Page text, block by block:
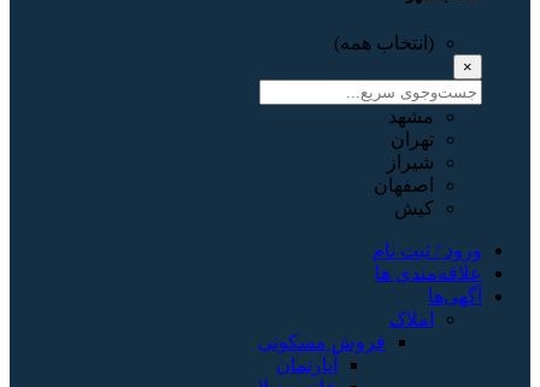
(انتخاب همه)
×
مشهد
تهران
شیراز
اصفهان
کیش
ورود / ثبت نام
علاقه‌مندی ها
آگهی‌ها
املاک
فروش مسکونی
آپارتمان